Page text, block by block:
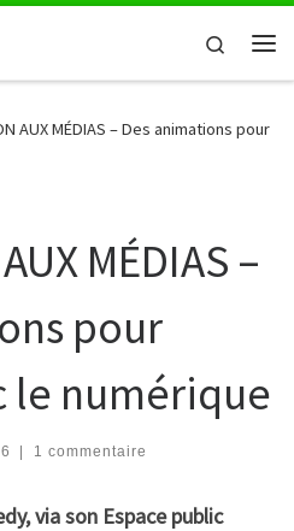
Search
AUX MÉDIAS – Des animations pour
MÉDIAS –
pour
le numérique
| 1 commentaire
via son Espace public